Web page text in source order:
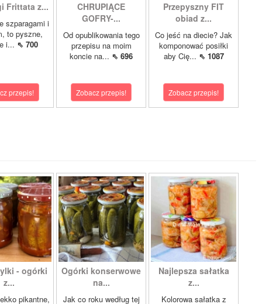
Frittata z...
szparagami i
to pyszne,
i... ⇖ 700
przepis!
CHRUPIĄCE
GOFRY-...
Od opublikowania tego
przepisu na moim
koncie na... ⇖ 696
Zobacz przepis!
Przepyszny FIT
obiad z...
Co jeść na diecie? Jak
komponować posiłki
aby Cię... ⇖ 1087
Zobacz przepis!
- ogórki
z...
pikantne,
Ogórki konserwowe
na...
Jak co roku według tej
Najlepsza sałatka
z...
Kolorowa sałatka z